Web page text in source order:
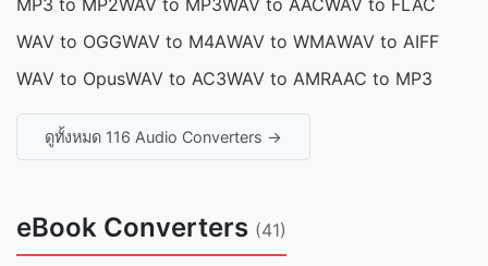
MP3 to MP2WAV to MP3WAV to AACWAV to FLAC
WAV to OGGWAV to M4AWAV to WMAWAV to AIFF
WAV to OpusWAV to AC3WAV to AMRAAC to MP3
ดูทั้งหมด 116 Audio Converters →
eBook Converters (41)